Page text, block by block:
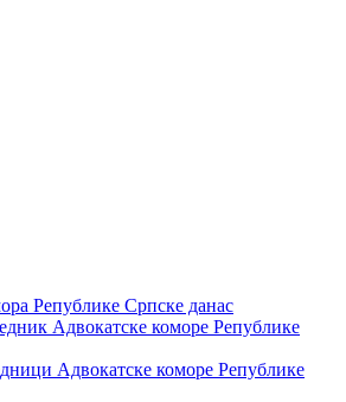
Републике Српске данас
Адвокатске коморе Републике
Адвокатске коморе Републике